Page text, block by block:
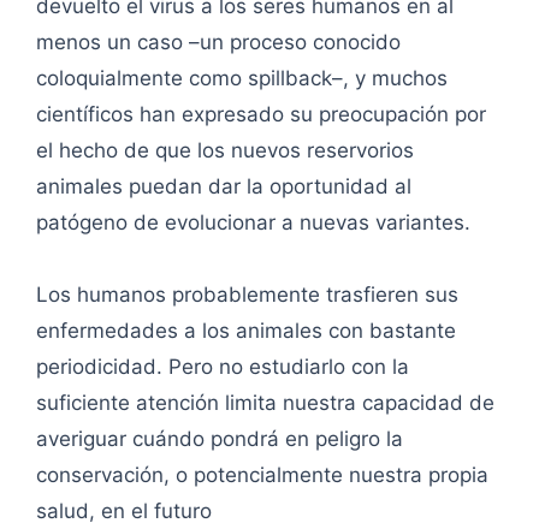
devuelto el virus a los seres humanos en al
menos un caso –un proceso conocido
coloquialmente como spillback–, y muchos
científicos han expresado su preocupación por
el hecho de que los nuevos reservorios
animales puedan dar la oportunidad al
patógeno de evolucionar a nuevas variantes.
Los humanos probablemente trasfieren sus
enfermedades a los animales con bastante
periodicidad. Pero no estudiarlo con la
suficiente atención limita nuestra capacidad de
averiguar cuándo pondrá en peligro la
conservación, o potencialmente nuestra propia
salud, en el futuro